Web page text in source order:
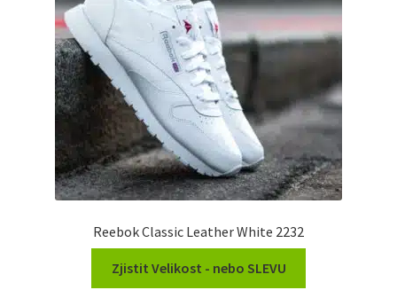
Reebok Classic Leather White 2232
Zjistit Velikost - nebo SLEVU